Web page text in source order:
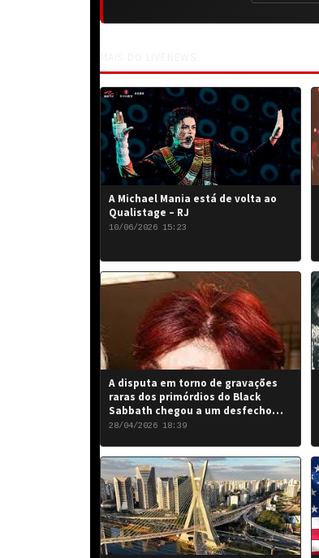
A Michael Mania está de volta ao
Qualistage – RJ
10/06/2026 15:23
A disputa em torno de gravações
raras dos primórdios do Black
Sabbath chegou a um desfecho
favorável para a banda.
28/04/2026 18:39